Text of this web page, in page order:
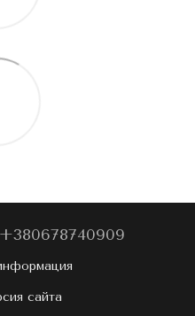
+380678740909
сайта